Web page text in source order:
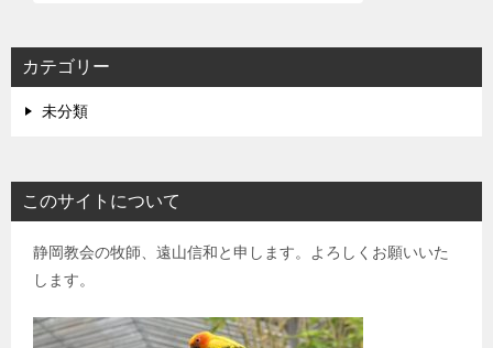
カテゴリー
未分類
このサイトについて
静岡教会の牧師、遠山信和と申します。よろしくお願いいた
します。